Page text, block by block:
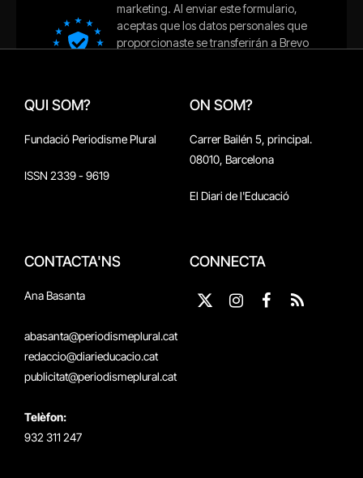
QUI SOM?
Fundació Periodisme Plural
ISSN 2339 - 9619
ON SOM?
Carrer Bailén 5, principal.
08010, Barcelona
El Diari de l'Educació
CONTACTA'NS
Ana Basanta
abasanta@periodismeplural.cat
redaccio@diarieducacio.cat
publicitat@periodismeplural.cat
Telèfon:
932 311 247
CONNECTA
X
Instagram
Facebook
RSS